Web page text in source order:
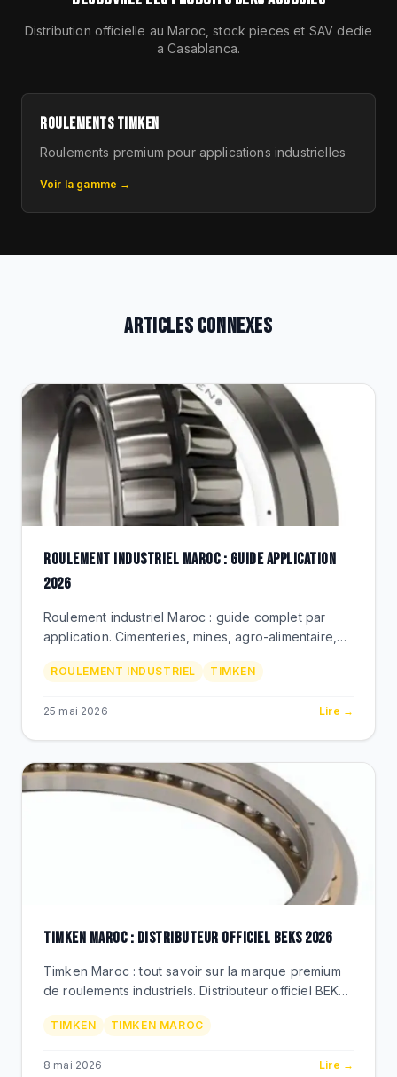
Distribution officielle au Maroc, stock pieces et SAV dedie
a Casablanca.
ROULEMENTS TIMKEN
Roulements premium pour applications industrielles
Voir la gamme →
ARTICLES CONNEXES
ROULEMENT INDUSTRIEL MAROC : GUIDE APPLICATION
2026
Roulement industriel Maroc : guide complet par
application. Cimenteries, mines, agro-alimentaire,
ROULEMENT INDUSTRIEL TIMKEN
25 mai 2026 Lire →
TIMKEN MAROC : DISTRIBUTEUR OFFICIEL BEKS 2026
Timken Maroc : tout savoir sur la marque premium
de roulements industriels. Distributeur officiel BEKS
services techniques.
TIMKEN TIMKEN MAROC
8 mai 2026 Lire →